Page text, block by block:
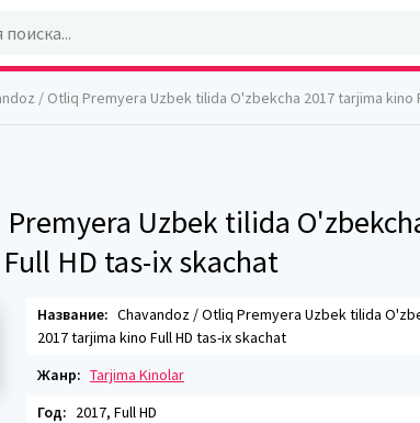
/ Otliq Premyera Uzbek tilida O'zbekcha 2017 tarjima kino Full HD tas-ix
Uzbek tilida
HD tas-ix skachat
Название: Chavandoz / Otliq Premyera Uzbek tilida
2017 tarjima kino Full HD tas-ix skachat
Жанр: Tarjima Kinolar
Год: 2017, Full HD